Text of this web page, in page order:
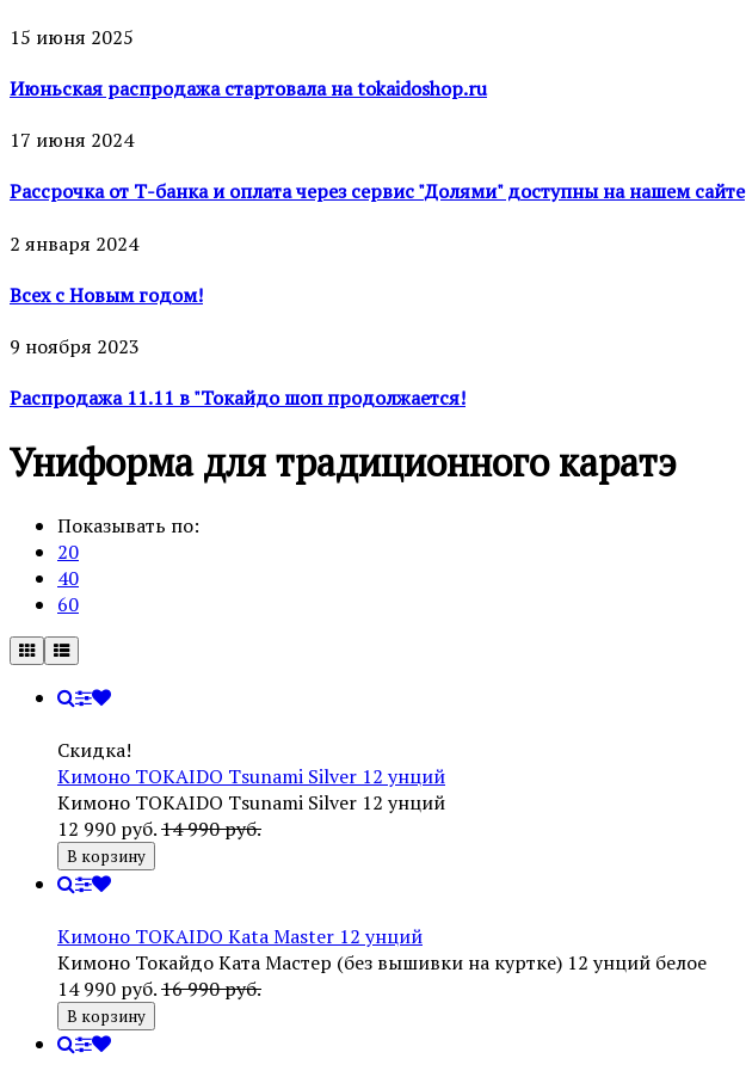
15 июня 2025
Июньская распродажа стартовала на tokaidoshop.ru
17 июня 2024
Рассрочка от Т-банка и оплата через сервис "Долями" доступны на нашем сайте
2 января 2024
Всех с Новым годом!
9 ноября 2023
Распродажа 11.11 в "Токайдо шоп продолжается!
Униформа для традиционного каратэ
Показывать по:
20
40
60
Скидка!
Кимоно TOKAIDO Tsunami Silver 12 унций
Кимоно TOKAIDO Tsunami Silver 12 унций
12 990 руб.14 990 руб.
В корзину
Кимоно TOKAIDO Kata Master 12 унций
Кимоно Токайдо Ката Мастер (без вышивки на куртке) 12 унций белое
14 990 руб.16 990 руб.
В корзину